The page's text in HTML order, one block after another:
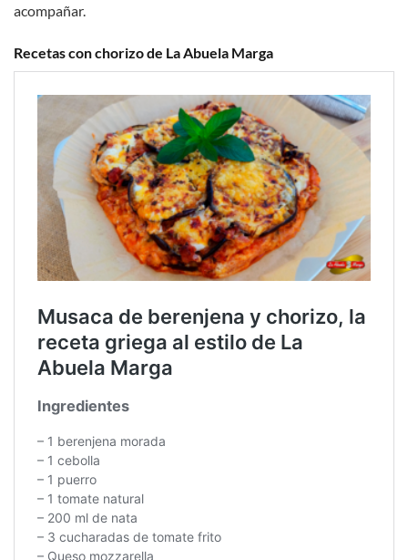
acompañar.
Recetas con chorizo de La Abuela Marga